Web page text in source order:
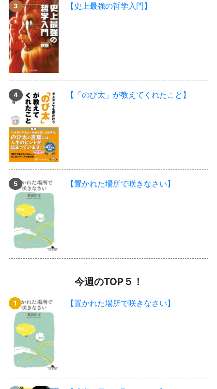
【史上最強の哲学入門】
【「のび太」が教えてくれたこと】
【置かれた場所で咲きなさい】
今週のTOP５！
【置かれた場所で咲きなさい】